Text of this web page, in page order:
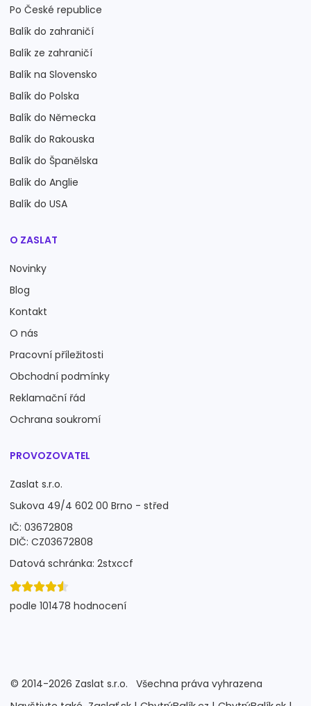
Po České republice
Balík do zahraničí
Balík ze zahraničí
Balík na Slovensko
Balík do Polska
Balík do Německa
Balík do Rakouska
Balík do Španělska
Balík do Anglie
Balík do USA
O ZASLAT
Novinky
Blog
Kontakt
O nás
Pracovní příležitosti
Obchodní podmínky
Reklamační řád
Ochrana soukromí
PROVOZOVATEL
Zaslat s.r.o.
Sukova 49/4 602 00 Brno - střed
IČ: 03672808
DIČ: CZ03672808
Datová schránka: 2stxccf
podle 101478 hodnocení
© 2014-2026 Zaslat s.r.o.
Všechna práva vyhrazena